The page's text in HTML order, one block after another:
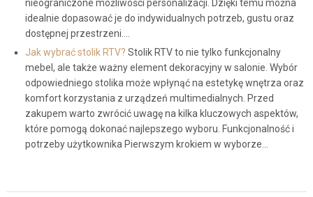
nieograniczone możliwości personalizacji. Dzięki temu można
idealnie dopasować je do indywidualnych potrzeb, gustu oraz
dostępnej przestrzeni.…
Jak wybrać stolik RTV? Stolik RTV to nie tylko funkcjonalny
mebel, ale także ważny element dekoracyjny w salonie. Wybór
odpowiedniego stolika może wpłynąć na estetykę wnętrza oraz
komfort korzystania z urządzeń multimedialnych. Przed
zakupem warto zwrócić uwagę na kilka kluczowych aspektów,
które pomogą dokonać najlepszego wyboru. Funkcjonalność i
potrzeby użytkownika Pierwszym krokiem w wyborze…